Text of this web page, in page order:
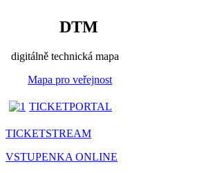
DTM
digitálně technická mapa
Mapa pro veřejnost
TICKETPORTAL
TICKETSTREAM
VSTUPENKA ONLINE